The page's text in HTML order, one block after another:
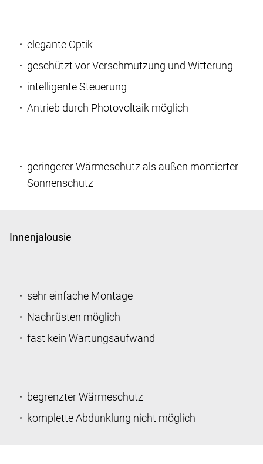
geringerer Wärmeschutz als außen montierter
Sonnenschutz
elegante Optik
geschützt vor Verschmutzung und Witterung
intelligente Steuerung
Antrieb durch Photovoltaik möglich
Innenjalousie
begrenzter Wärmeschutz
komplette Abdunklung nicht möglich
sehr einfache Montage
Nachrüsten möglich
fast kein Wartungsaufwand